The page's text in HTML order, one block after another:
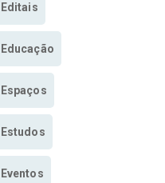
Editais
Educação
Espaços
Estudos
Eventos